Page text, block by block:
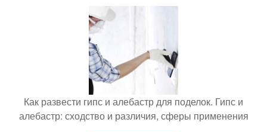
Как развести гипс и алебастр для поделок. Гипс и
алебастр: сходство и различия, сферы применения